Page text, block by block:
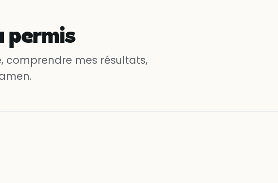
permis
comprendre mes résultats,